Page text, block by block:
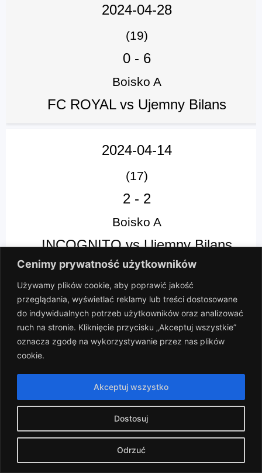
Cenimy prywatność użytkowników
Używamy plików cookie, aby poprawić jakość
przeglądania, wyświetlać reklamy lub treści dostosowane
do indywidualnych potrzeb użytkowników oraz analizować
ruch na stronie. Kliknięcie przycisku „Akceptuj wszystkie”
oznacza zgodę na wykorzystywanie przez nas plików
cookie.
Dostosuj
Odrzuć
Akceptuj wszystko
2024-04-28
(19)
0 - 6
Boisko A
FC ROYAL vs Ujemny Bilans
2024-04-14
(17)
2 - 2
Boisko A
INCOGNITO vs Ujemny Bilans
2024-04-07
(16)
6-1
Balanga vs Ujemny Bilans
2024-03-10
(13)